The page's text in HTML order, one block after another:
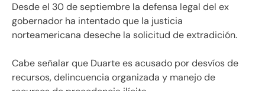
Desde el 30 de septiembre la defensa legal del ex
gobernador ha intentado que la justicia
norteamericana deseche la solicitud de extradición.
Cabe señalar que Duarte es acusado por desvíos de
recursos, delincuencia organizada y manejo de